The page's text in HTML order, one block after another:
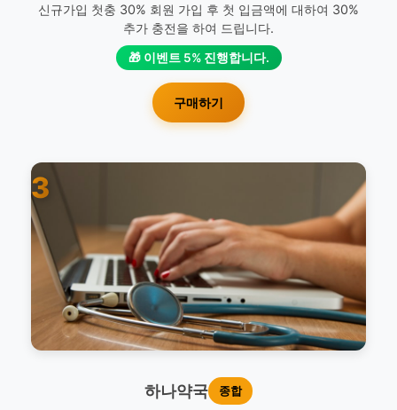
신규가입 첫충 30% 회원 가입 후 첫 입금액에 대하여 30%
추가 충전을 하여 드립니다.
🎁 이벤트 5% 진행합니다.
구매하기
3
하나약국 종합